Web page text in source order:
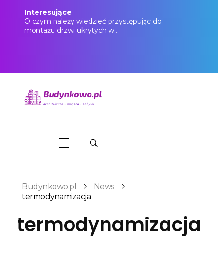
Interesujące
O czym należy wiedzieć przystępując do
montażu drzwi ukrytych w…
Budynkowo.pl
News
termodynamizacja
termodynamizacja